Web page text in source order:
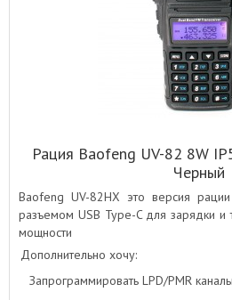
Рация Baofeng UV-82 8W
Черный
Baofeng UV-82HX это версия
разъемом USB Type-C для зарядки
мощности
Дополнительно хочу:
Запрограммировать LPD/PMR